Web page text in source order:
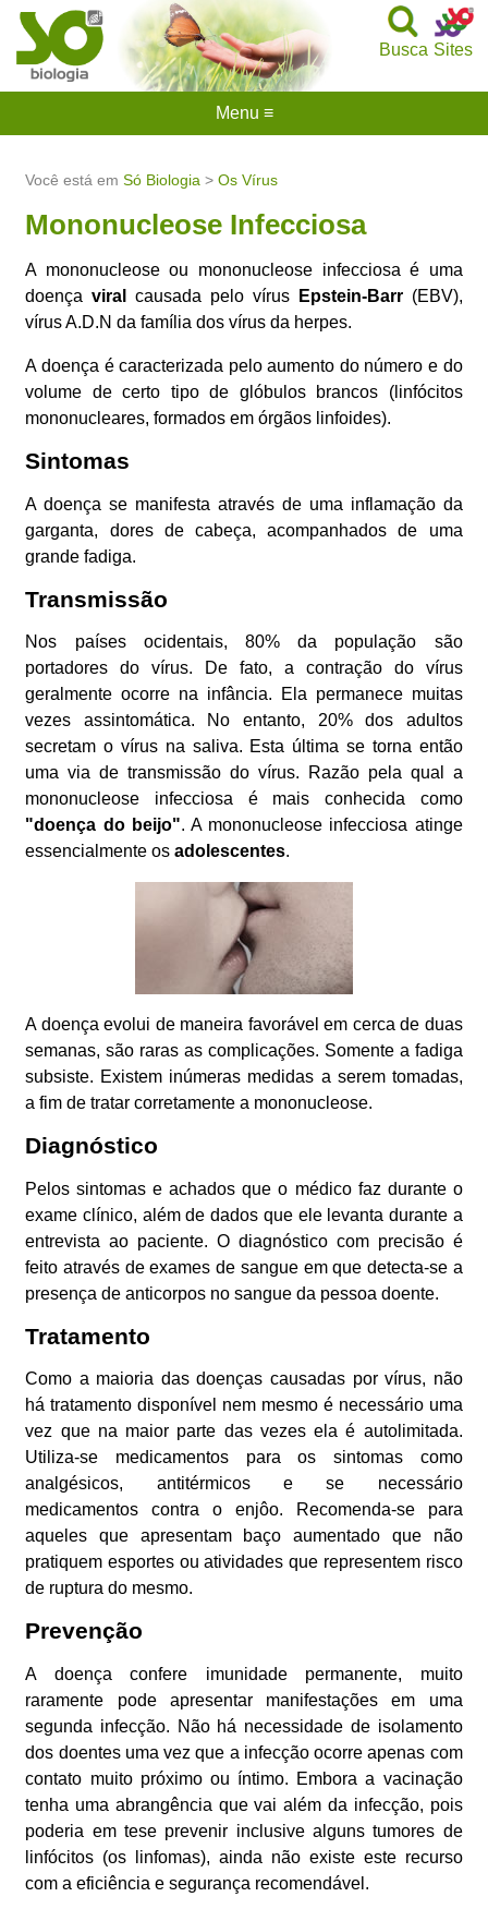
Sites
Busca
Você está emSó Biologia >Os Vírus
Mononucleose Infecciosa
A mononucleose ou mononucleose infecciosa é uma
doençaviral causada pelo vírus Epstein-Barr(EBV),
vírus A.D.N da família dos vírus da herpes.
A doença é caracterizada pelo aumento do número e do
volume de certo tipo de glóbulos brancos (linfócitos
mononucleares, formados em órgãos linfoides).
Sintomas
A doença se manifesta através de uma inflamação da
garganta, dores de cabeça, acompanhados de uma
grande fadiga.
Transmissão
Nos países ocidentais, 80% da população são
portadores do vírus. De fato, a contração do vírus
geralmente ocorre na infância. Ela permanece muitas
vezes assintomática. No entanto, 20% dos adultos
secretam o vírus na saliva. Esta última se torna então
uma via de transmissão do vírus. Razão pela qual a
mononucleose infecciosa é mais conhecida como
"doença do beijo". A mononucleose infecciosa atinge
essencialmente osadolescentes.
A doença evolui de maneira favorável em cerca de duas
semanas, são raras as complicações. Somente a fadiga
subsiste. Existem inúmeras medidas a serem tomadas,
a fim de tratar corretamente a mononucleose.
Diagnóstico
Pelos sintomas e achados que o médico faz durante o
exame clínico, além de dados que ele levanta durante a
entrevista ao paciente. O diagnóstico com precisão é
feito através de exames de sangue em que detecta-se a
presença de anticorpos no sangue da pessoa doente.
Tratamento
Como a maioria das doenças causadas por vírus, não
há tratamento disponível nem mesmo é necessário uma
vez que na maior parte das vezes ela é autolimitada.
Utiliza-se medicamentos para os sintomas como
analgésicos, antitérmicos e se necessário
medicamentos contra o enjôo. Recomenda-se para
aqueles que apresentam baço aumentado que não
pratiquem esportes ou atividades que representem risco
de ruptura do mesmo.
Prevenção
A doença confere imunidade permanente, muito
raramente pode apresentar manifestações em uma
segunda infecção. Não há necessidade de isolamento
dos doentes uma vez que a infecção ocorre apenas com
contato muito próximo ou íntimo. Embora a vacinação
tenha uma abrangência que vai além da infecção, pois
poderia em tese prevenir inclusive alguns tumores de
linfócitos (os linfomas), ainda não existe este recurso
com a eficiência e segurança recomendável.